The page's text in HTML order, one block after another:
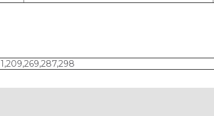
1,209,269,287,298